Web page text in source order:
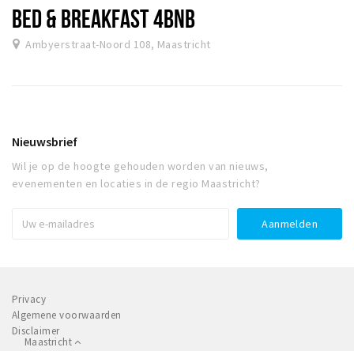
BED & BREAKFAST 4BNB
Ambyerstraat-Noord 108, Maastricht
Nieuwsbrief
Wil je op de hoogte gehouden worden van nieuws,
evenementen en locaties in de regio Maastricht?
Privacy
Algemene voorwaarden
Disclaimer
Maastricht